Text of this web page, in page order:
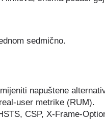
sedmično.
napuštene
user metrike (RUM).
CSP, X-Frame-